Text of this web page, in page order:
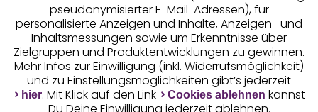
Auszeichnungen
pseudonymisierter E-Mail-Adressen), für
personalisierte Anzeigen und Inhalte, Anzeigen- und
Inhaltsmessungen sowie um Erkenntnisse über
Zielgruppen und Produktentwicklungen zu gewinnen.
Mehr Infos zur Einwilligung (inkl. Widerrufsmöglichkeit)
und zu Einstellungsmöglichkeiten gibt’s jederzeit
hier. Mit Klick auf den Link Cookies ablehnen kannst